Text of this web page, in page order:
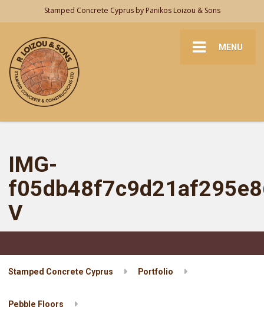
Stamped Concrete Cyprus by Panikos Loizou & Sons
MENU
IMG-
V
Stamped Concrete Cyprus Portfolio
Pebble Floors